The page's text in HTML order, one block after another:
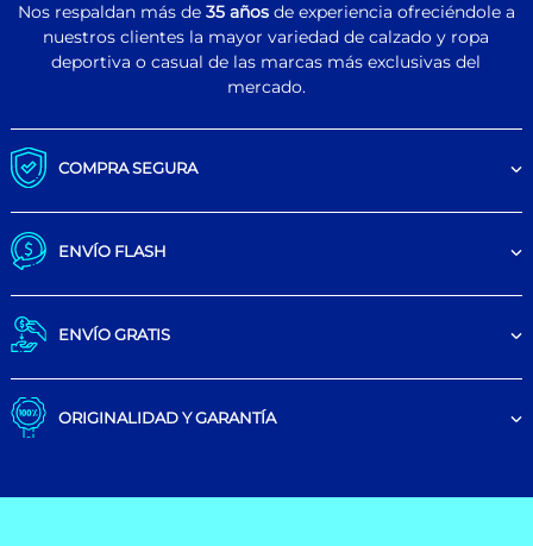
Nos respaldan más de 35 añosde experiencia ofreciéndole a
nuestros clientes la mayor variedad de calzado y ropa
deportiva o casual de las marcas más exclusivas del
mercado.
COMPRA SEGURA
ENVÍO FLASH
ENVÍO GRATIS
ORIGINALIDAD Y GARANTÍA